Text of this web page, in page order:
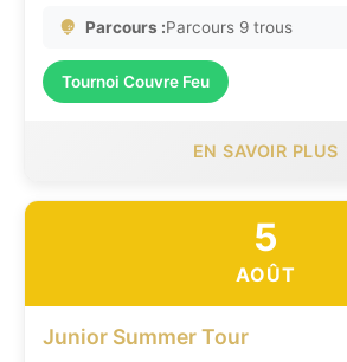
Parcours :Parcours 9 trous
Tournoi Couvre Feu
EN SAVOIR PLUS
5
AOÛT
Junior Summer Tour